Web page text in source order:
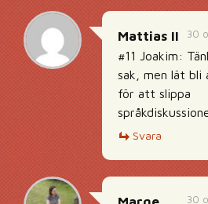
30
Mattias II
#11 Joakim:
sak, men lät bli
för att slippa
Svara
30